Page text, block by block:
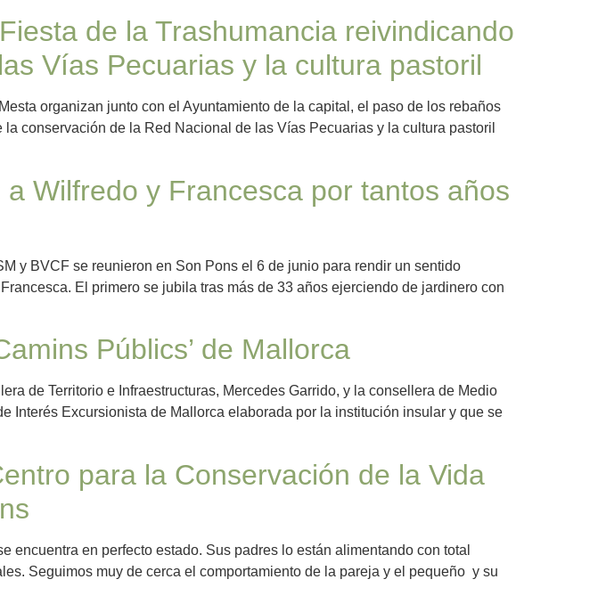
de la Trashumancia reivindicando
Vías Pecuarias y la cultura pastoril
organizan junto con el Ayuntamiento de la capital, el paso de los rebaños
conservación de la Red Nacional de las Vías Pecuarias y la cultura pastoril
Wilfredo y Francesca por tantos años
y BVCF se reunieron en Son Pons el 6 de junio para rendir un sentido
El primero se jubila tras más de 33 años ejerciendo de jardinero con
Públics’ de Mallorca
de Territorio e Infraestructuras, Mercedes Garrido, y la consellera de Medio
Interés Excursionista de Mallorca elaborada por la institución insular y que se
para la Conservación de la Vida
en perfecto estado. Sus padres lo están alimentando con total
Seguimos muy de cerca el comportamiento de la pareja y el pequeño y su